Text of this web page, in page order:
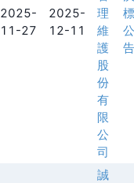
2025-
11-27
2025-
12-11
理
維
護
股
份
有
限
公
司
標
公
告
誠